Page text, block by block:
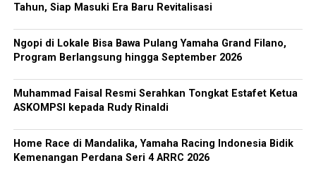
Tahun, Siap Masuki Era Baru Revitalisasi
Ngopi di Lokale Bisa Bawa Pulang Yamaha Grand Filano,
Program Berlangsung hingga September 2026
Muhammad Faisal Resmi Serahkan Tongkat Estafet Ketua
ASKOMPSI kepada Rudy Rinaldi
Home Race di Mandalika, Yamaha Racing Indonesia Bidik
Kemenangan Perdana Seri 4 ARRC 2026